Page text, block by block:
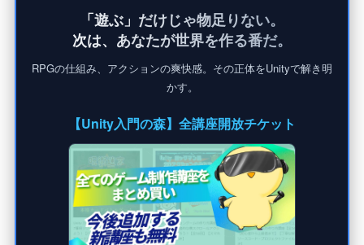
「遊ぶ」だけじゃ物足りない。
次は、あなたが世界を作る番だ。
RPGの仕組み、アクションの爽快感。その正体をUnityで解き明
かす。
【Unity入門の森】全講座開放チケット